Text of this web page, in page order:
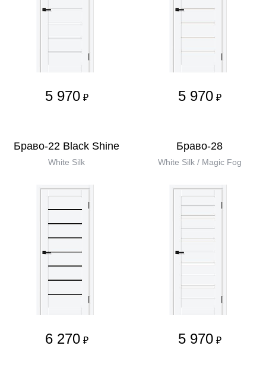
5 970 ₽ 5 970 ₽
Браво-22 Black Shine
White Silk
6 270 ₽
Браво-28
White Silk / Magic Fog
5 970 ₽